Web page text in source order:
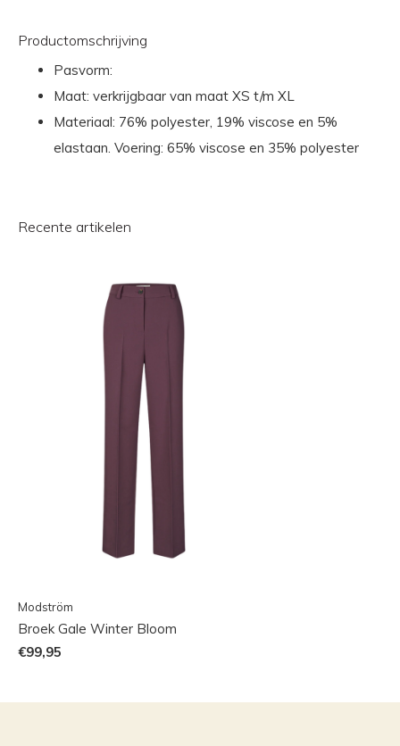
Productomschrijving
Pasvorm:
Maat: verkrijgbaar van maat XS t/m XL
Materiaal: 76% polyester, 19% viscose en 5%
elastaan. Voering: 65% viscose en 35% polyester
Recente artikelen
Modström
Broek Gale Winter Bloom
€99,95